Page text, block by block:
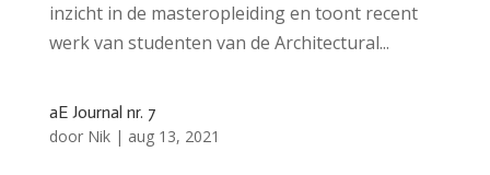
inzicht in de masteropleiding en toont recent
werk van studenten van de Architectural...
aE Journal nr. 7
door Nik| aug 13, 2021